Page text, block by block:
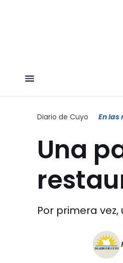
Diario de Cuyo En las
Una
Por primera